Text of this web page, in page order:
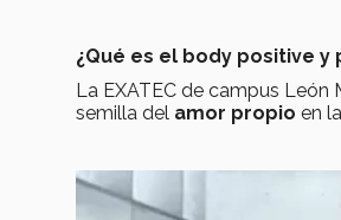
¿Qué es el body positive
La EXATEC de campus
semilla del amor propio en